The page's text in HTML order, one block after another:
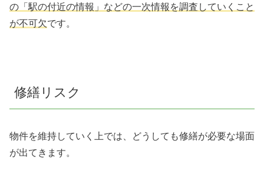
の「駅の付近の情報」などの一次情報を調査していくこと
が不可欠です。
修繕リスク
物件を維持していく上では、どうしても修繕が必要な場面
が出てきます。